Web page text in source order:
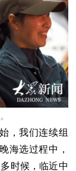
，我们连续组
海选过程中，
时候，临近中